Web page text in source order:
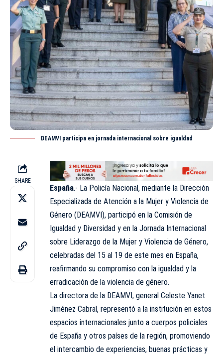
DEAMVI participa en jornada internacional sobre igualdad
SHARE
España.- La Policía Nacional, mediante la Dirección
Especializada de Atención a la Mujer y Violencia de
Género (DEAMVI), participó en la Comisión de
Igualdad y Diversidad y en la Jornada Internacional
sobre Liderazgo de la Mujer y Violencia de Género,
celebradas del 15 al 19 de este mes en España,
reafirmando su compromiso con la igualdad y la
erradicación de la violencia de género.
La directora de la DEAMVI, general Celeste Yanet
Jiménez Cabral, representó a la institución en estos
espacios internacionales junto a cuerpos policiales
de España y otros países de la región, promoviendo
el intercambio de experiencias, buenas prácticas y